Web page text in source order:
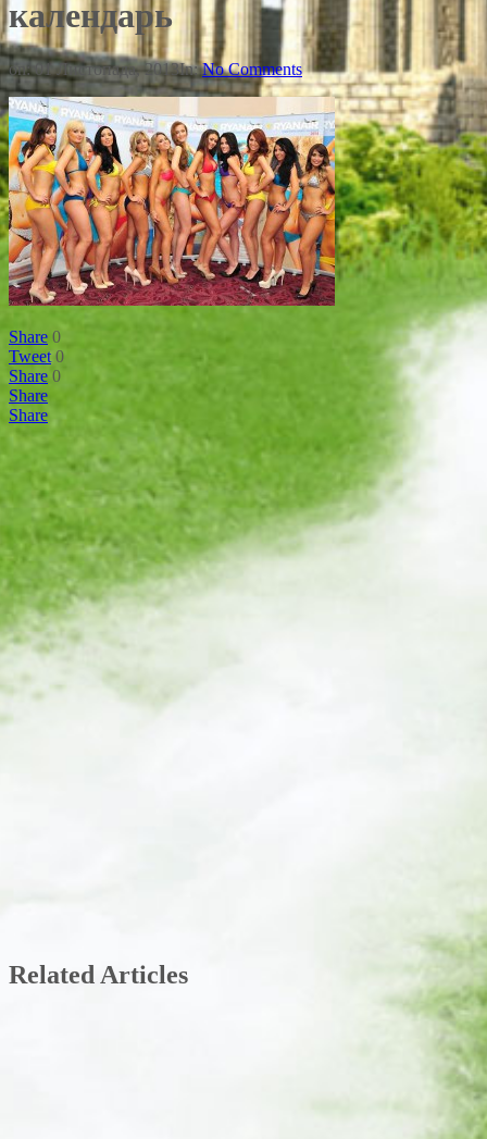
календарь
on:01 Листопада, 2013In:No Comments
Share 0
Tweet 0
Share 0
Share
Share
Related Articles